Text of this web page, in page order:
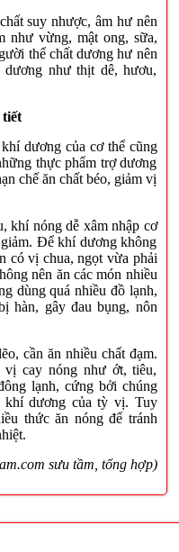
suy nhược, âm hư nên
như vừng, mật ong, sữa,
thể chất dương hư nên
như thịt dê, hươu,
dương của cơ thể cũng
thực phẩm trợ dương
chế ăn chất béo, giảm vị
nóng dễ xâm nhập cơ
Để khí dương không
có vị chua, ngọt vừa phải
nên ăn các món nhiều
dùng quá nhiều đồ lạnh,
hàn, gây đau bụng, nôn
cần ăn nhiều chất đạm.
cay nóng như ớt, tiêu,
lạnh, cứng bởi chúng
khí dương của tỳ vị. Tuy
thức ăn nóng để tránh
sưu tầm, tổng hợp)